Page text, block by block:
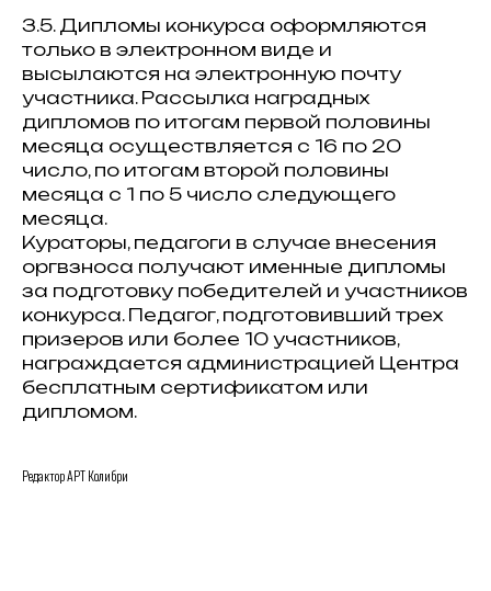
3.5. Дипломы конкурса оформляются
только в электронном виде и
высылаются на электронную почту
участника. Рассылка наградных
дипломов по итогам первой половины
месяца осуществляется с 16 по 20
число, по итогам второй половины
месяца с 1 по 5 число следующего
месяца.
Кураторы, педагоги в случае внесения
оргвзноса получают именные дипломы
за подготовку победителей и участников
конкурса. Педагог, подготовивший трех
призеров или более 10 участников,
награждается администрацией Центра
бесплатным сертификатом или
дипломом.
Редактор АРТ Колибри